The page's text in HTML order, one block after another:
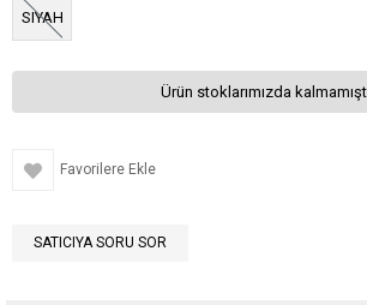
SIYAH
Ürün stoklarımızda
Favorilere Ekle
SATICIYA SORU SOR